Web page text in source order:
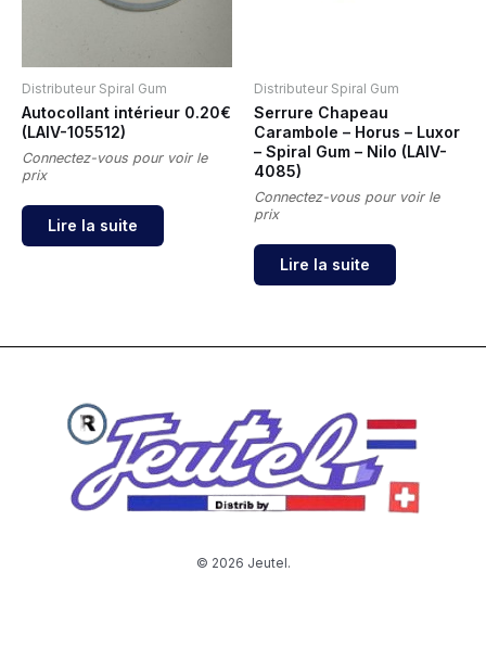
Distributeur Spiral Gum
Autocollant intérieur 0.20€
(LAIV-105512)
Connectez-vous pour voir le
prix
Lire la suite
Distributeur Spiral Gum
Serrure Chapeau
Carambole – Horus – Luxor
– Spiral Gum – Nilo (LAIV-
4085)
Connectez-vous pour voir le
prix
Lire la suite
© 2026 Jeutel.